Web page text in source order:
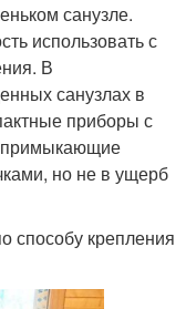
санузле.
использовать с
В
санузлах в
приборы с
примыкающие
но не в ущерб
способу крепления